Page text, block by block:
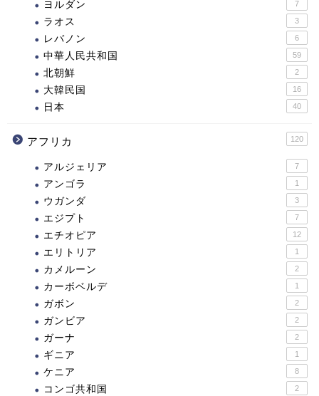
ヨルダン 7
ラオス 3
レバノン 6
中華人民共和国 59
北朝鮮 2
大韓民国 16
日本 40
アフリカ 120
アルジェリア 7
アンゴラ 1
ウガンダ 3
エジプト 7
エチオピア 12
エリトリア 1
カメルーン 2
カーボベルデ 1
ガボン 2
ガンビア 2
ガーナ 2
ギニア 1
ケニア 8
コンゴ共和国 2